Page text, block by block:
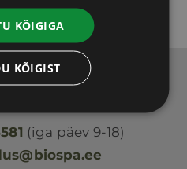
(iga päev 9-18)
KÕIGIGA
KÕIGIST